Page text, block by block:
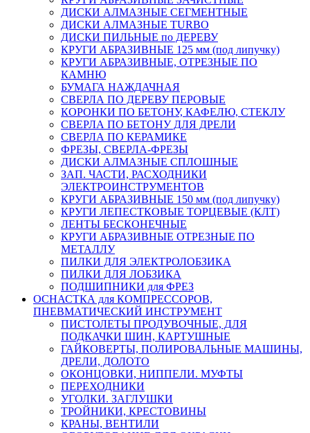
ДИСКИ АЛМАЗНЫЕ СЕГМЕНТНЫЕ
ДИСКИ АЛМАЗНЫЕ TURBO
ДИСКИ ПИЛЬНЫЕ по ДЕРЕВУ
КРУГИ АБРАЗИВНЫЕ 125 мм (под липучку)
КРУГИ АБРАЗИВНЫЕ, ОТРЕЗНЫЕ ПО
КАМНЮ
БУМАГА НАЖДАЧНАЯ
СВЕРЛА ПО ДЕРЕВУ ПЕРОВЫЕ
КОРОНКИ ПО БЕТОНУ, КАФЕЛЮ, СТЕКЛУ
СВЕРЛА ПО БЕТОНУ ДЛЯ ДРЕЛИ
СВЕРЛА ПО КЕРАМИКЕ
ФРЕЗЫ, СВЕРЛА-ФРЕЗЫ
ДИСКИ АЛМАЗНЫЕ СПЛОШНЫЕ
ЗАП. ЧАСТИ, РАСХОДНИКИ
ЭЛЕКТРОИНСТРУМЕНТОВ
КРУГИ АБРАЗИВНЫЕ 150 мм (под липучку)
КРУГИ ЛЕПЕСТКОВЫЕ ТОРЦЕВЫЕ (КЛТ)
ЛЕНТЫ БЕСКОНЕЧНЫЕ
КРУГИ АБРАЗИВНЫЕ ОТРЕЗНЫЕ ПО
МЕТАЛЛУ
ПИЛКИ ДЛЯ ЭЛЕКТРОЛОБЗИКА
ПИЛКИ ДЛЯ ЛОБЗИКА
ПОДШИПНИКИ для ФРЕЗ
ОСНАСТКА для КОМПРЕССОРОВ,
ПНЕВМАТИЧЕСКИЙ ИНСТРУМЕНТ
ПИСТОЛЕТЫ ПРОДУВОЧНЫЕ, ДЛЯ
ПОДКАЧКИ ШИН, КАРТУШНЫЕ
ГАЙКОВЕРТЫ, ПОЛИРОВАЛЬНЫЕ МАШИНЫ,
ДРЕЛИ, ДОЛОТО
ОКОНЦОВКИ, НИППЕЛИ. МУФТЫ
ПЕРЕХОДНИКИ
УГОЛКИ. ЗАГЛУШКИ
ТРОЙНИКИ, КРЕСТОВИНЫ
КРАНЫ, ВЕНТИЛИ